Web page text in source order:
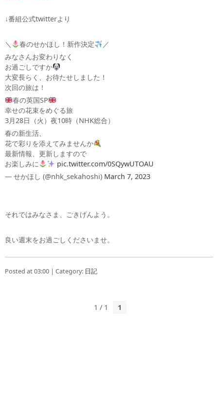
↓番組公式twitterより
＼ 春のせかほし！新作決定
／
みなさんお変わりなく
お過ごしですか
大変長らく、お待たせしました！
次回の旅は！
春の英国SP
幸せの花束をめぐる旅
3月28日（火）夜10時（NHK総合）
春の新生活、
花で彩りを添えてみませんか
最新情報、更新しますので
お楽しみに
pic.twitter.com/0SQywUTOAU
— せかほし (@nhk_sekahoshi) March 7, 2023
それではみなさま、ごきげんよう。
良い週末をお過ごしくださいませ。
Posted at 03:00 | Category: 日記
1 / 1 1